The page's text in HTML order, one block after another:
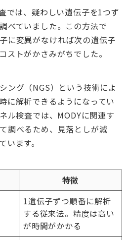
では、疑わしい遺伝子を1つず
べていました。この方法で
に変異がなければ次の遺伝子
ストがかさみがちでした。
ング（NGS）という技術によ
に解析できるようになってい
ル検査では、MODYに関連す
調べるため、見落としが減
います。
特徴
1遺伝子ずつ順番に解析
する従来法。精度は高い
が時間がかかる